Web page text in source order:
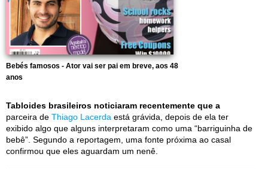
Bebés famosos - Ator vai ser pai em breve, aos 48
anos
Tabloides brasileiros noticiaram recentemente que a
parceira de Thiago Lacerda está grávida, depois de ela ter
exibido algo que alguns interpretaram como uma “barriguinha de
bebê”. Segundo a reportagem, uma fonte próxima ao casal
confirmou que eles aguardam um nenê.